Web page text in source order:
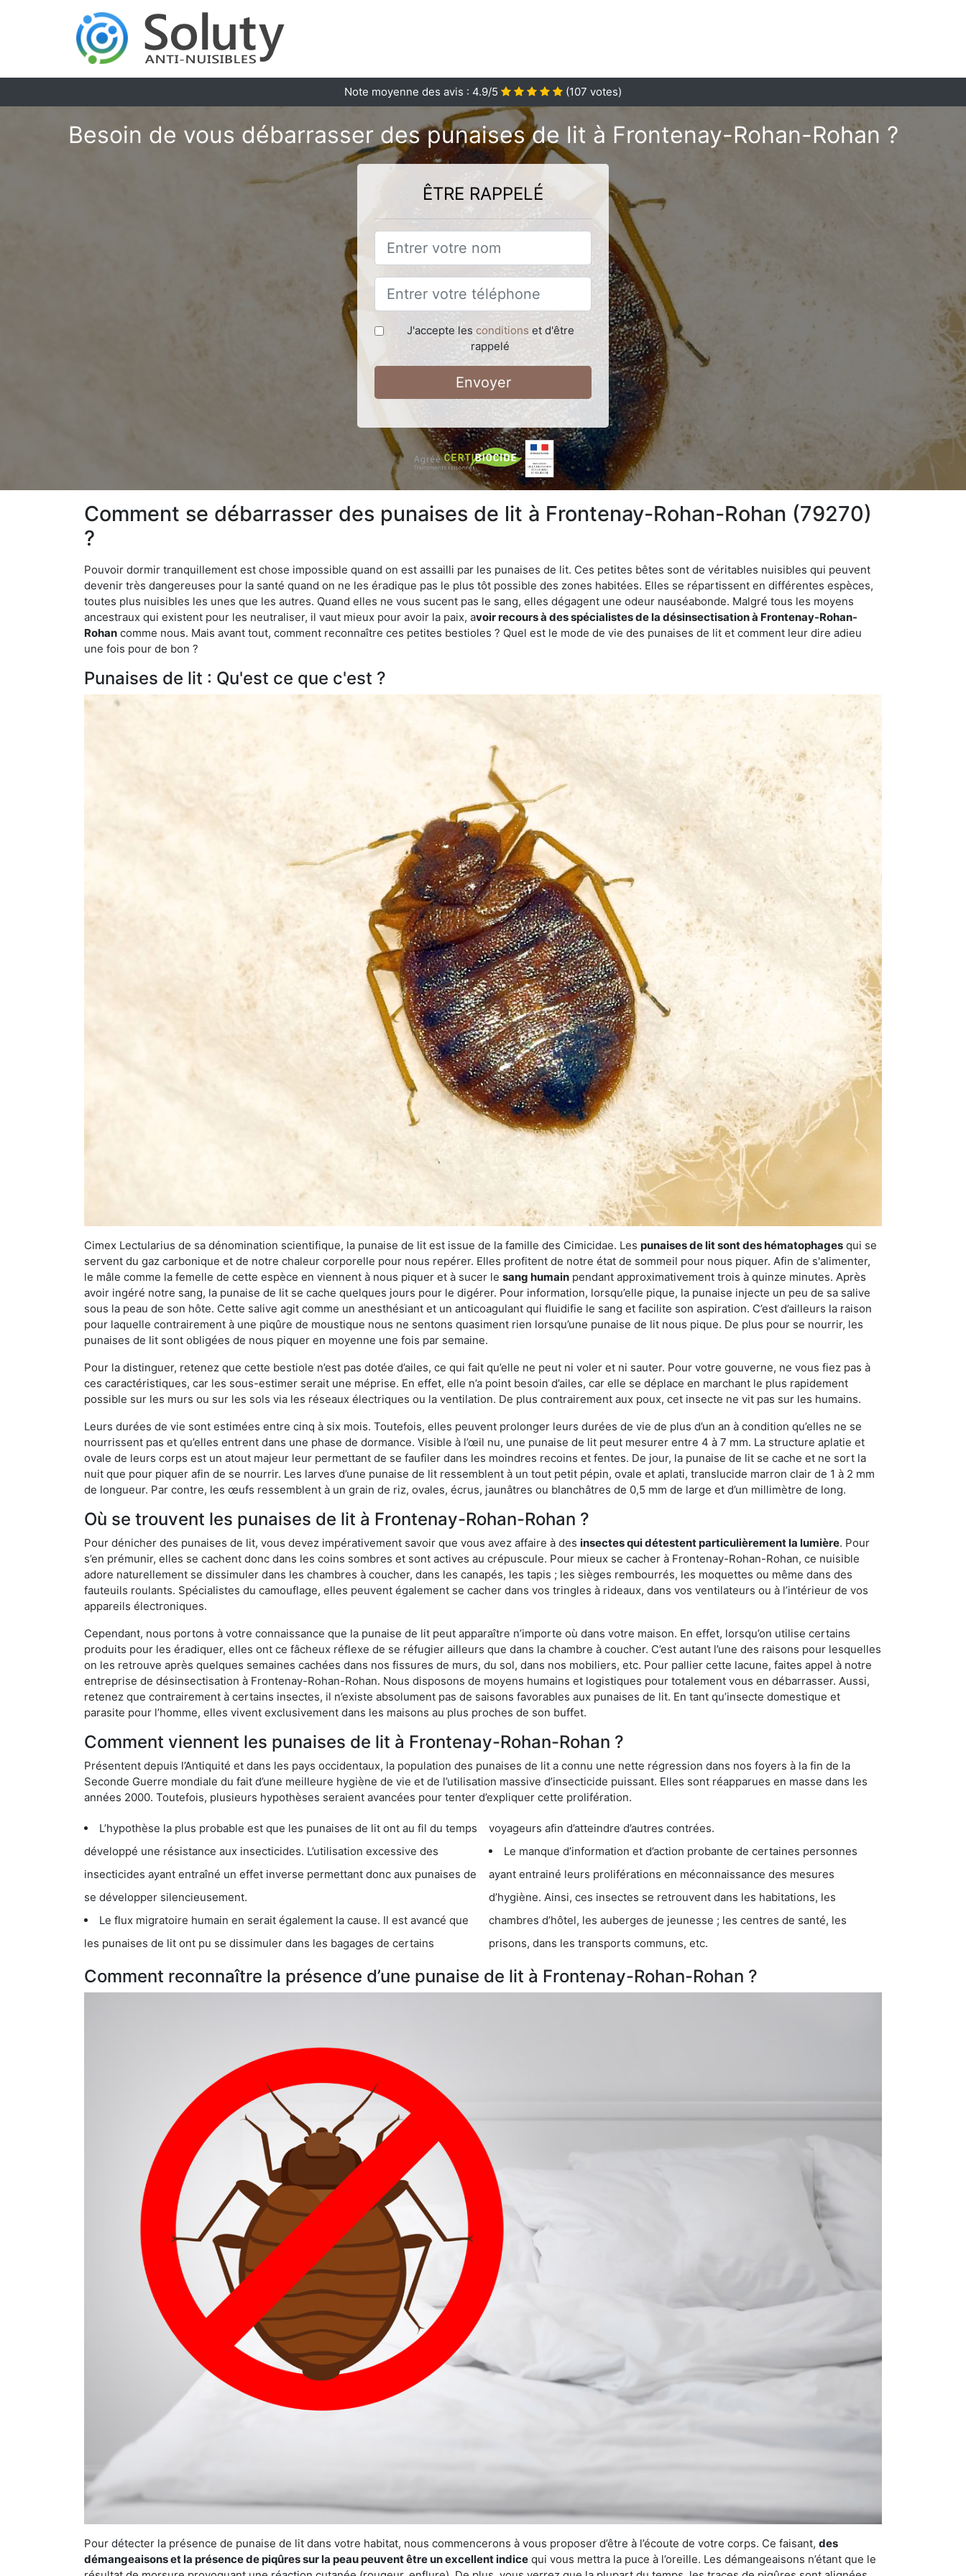
Note moyenne des avis : 4.9/5 (107 votes)
Besoin de vous débarrasser des punaises de lit à Frontenay-Rohan-Rohan ?
ÊTRE RAPPELÉ
J'accepte les conditions et d'être
rappelé
Envoyer
Comment se débarrasser des punaises de lit à Frontenay-Rohan-Rohan (79270)
?
Pouvoir dormir tranquillement est chose impossible quand on est assailli par les punaises de lit. Ces petites bêtes sont de véritables nuisibles qui peuvent
devenir très dangereuses pour la santé quand on ne les éradique pas le plus tôt possible des zones habitées. Elles se répartissent en différentes espèces,
toutes plus nuisibles les unes que les autres. Quand elles ne vous sucent pas le sang, elles dégagent une odeur nauséabonde. Malgré tous les moyens
ancestraux qui existent pour les neutraliser, il vaut mieux pour avoir la paix, avoir recours à des spécialistes de la désinsectisation à Frontenay-Rohan-
Rohan comme nous. Mais avant tout, comment reconnaître ces petites bestioles ? Quel est le mode de vie des punaises de lit et comment leur dire adieu
une fois pour de bon ?
Punaises de lit : Qu'est ce que c'est ?
Cimex Lectularius de sa dénomination scientifique, la punaise de lit est issue de la famille des Cimicidae. Les punaises de lit sont des hématophages qui se
servent du gaz carbonique et de notre chaleur corporelle pour nous repérer. Elles profitent de notre état de sommeil pour nous piquer. Afin de s'alimenter,
le mâle comme la femelle de cette espèce en viennent à nous piquer et à sucer le sang humain pendant approximativement trois à quinze minutes. Après
avoir ingéré notre sang, la punaise de lit se cache quelques jours pour le digérer. Pour information, lorsqu’elle pique, la punaise injecte un peu de sa salive
sous la peau de son hôte. Cette salive agit comme un anesthésiant et un anticoagulant qui fluidifie le sang et facilite son aspiration. C’est d’ailleurs la raison
pour laquelle contrairement à une piqûre de moustique nous ne sentons quasiment rien lorsqu’une punaise de lit nous pique. De plus pour se nourrir, les
punaises de lit sont obligées de nous piquer en moyenne une fois par semaine.
Pour la distinguer, retenez que cette bestiole n’est pas dotée d’ailes, ce qui fait qu’elle ne peut ni voler et ni sauter. Pour votre gouverne, ne vous fiez pas à
ces caractéristiques, car les sous-estimer serait une méprise. En effet, elle n’a point besoin d’ailes, car elle se déplace en marchant le plus rapidement
possible sur les murs ou sur les sols via les réseaux électriques ou la ventilation. De plus contrairement aux poux, cet insecte ne vit pas sur les humains.
Leurs durées de vie sont estimées entre cinq à six mois. Toutefois, elles peuvent prolonger leurs durées de vie de plus d’un an à condition qu’elles ne se
nourrissent pas et qu’elles entrent dans une phase de dormance. Visible à l’œil nu, une punaise de lit peut mesurer entre 4 à 7 mm. La structure aplatie et
ovale de leurs corps est un atout majeur leur permettant de se faufiler dans les moindres recoins et fentes. De jour, la punaise de lit se cache et ne sort la
nuit que pour piquer afin de se nourrir. Les larves d’une punaise de lit ressemblent à un tout petit pépin, ovale et aplati, translucide marron clair de 1 à 2 mm
de longueur. Par contre, les œufs ressemblent à un grain de riz, ovales, écrus, jaunâtres ou blanchâtres de 0,5 mm de large et d’un millimètre de long.
Où se trouvent les punaises de lit à Frontenay-Rohan-Rohan ?
Pour dénicher des punaises de lit, vous devez impérativement savoir que vous avez affaire à des insectes qui détestent particulièrement la lumière. Pour
s’en prémunir, elles se cachent donc dans les coins sombres et sont actives au crépuscule. Pour mieux se cacher à Frontenay-Rohan-Rohan, ce nuisible
adore naturellement se dissimuler dans les chambres à coucher, dans les canapés, les tapis ; les sièges rembourrés, les moquettes ou même dans des
fauteuils roulants. Spécialistes du camouflage, elles peuvent également se cacher dans vos tringles à rideaux, dans vos ventilateurs ou à l’intérieur de vos
appareils électroniques.
Cependant, nous portons à votre connaissance que la punaise de lit peut apparaître n’importe où dans votre maison. En effet, lorsqu’on utilise certains
produits pour les éradiquer, elles ont ce fâcheux réflexe de se réfugier ailleurs que dans la chambre à coucher. C’est autant l’une des raisons pour lesquelles
on les retrouve après quelques semaines cachées dans nos fissures de murs, du sol, dans nos mobiliers, etc. Pour pallier cette lacune, faites appel à notre
entreprise de désinsectisation à Frontenay-Rohan-Rohan. Nous disposons de moyens humains et logistiques pour totalement vous en débarrasser. Aussi,
retenez que contrairement à certains insectes, il n’existe absolument pas de saisons favorables aux punaises de lit. En tant qu’insecte domestique et
parasite pour l’homme, elles vivent exclusivement dans les maisons au plus proches de son buffet.
Comment viennent les punaises de lit à Frontenay-Rohan-Rohan ?
Présentent depuis l’Antiquité et dans les pays occidentaux, la population des punaises de lit a connu une nette régression dans nos foyers à la fin de la
Seconde Guerre mondiale du fait d’une meilleure hygiène de vie et de l’utilisation massive d’insecticide puissant. Elles sont réapparues en masse dans les
années 2000. Toutefois, plusieurs hypothèses seraient avancées pour tenter d’expliquer cette prolifération.
L’hypothèse la plus probable est que les punaises de lit ont au fil du temps
développé une résistance aux insecticides. L’utilisation excessive des
insecticides ayant entraîné un effet inverse permettant donc aux punaises de
se développer silencieusement.
Le flux migratoire humain en serait également la cause. Il est avancé que
les punaises de lit ont pu se dissimuler dans les bagages de certains
voyageurs afin d’atteindre d’autres contrées.
Le manque d’information et d’action probante de certaines personnes
ayant entrainé leurs proliférations en méconnaissance des mesures
d’hygiène. Ainsi, ces insectes se retrouvent dans les habitations, les
chambres d’hôtel, les auberges de jeunesse ; les centres de santé, les
prisons, dans les transports communs, etc.
Comment reconnaître la présence d’une punaise de lit à Frontenay-Rohan-Rohan ?
Pour détecter la présence de punaise de lit dans votre habitat, nous commencerons à vous proposer d’être à l’écoute de votre corps. Ce faisant, des
démangeaisons et la présence de piqûres sur la peau peuvent être un excellent indice qui vous mettra la puce à l’oreille. Les démangeaisons n’étant que le